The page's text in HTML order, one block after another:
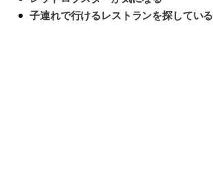
子連れで行けるレストランを探している